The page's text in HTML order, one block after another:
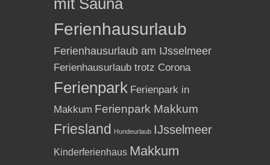
mit Sauna
Ferienhausurlaub
Ferienhausurlaub am IJsselmeer
Ferienhausurlaub trotz Corona
Ferienpark Ferienpark in
Makkum Ferienpark Makkum
Friesland Hundeurlaub IJsselmeer
Kinderferienhaus Makkum